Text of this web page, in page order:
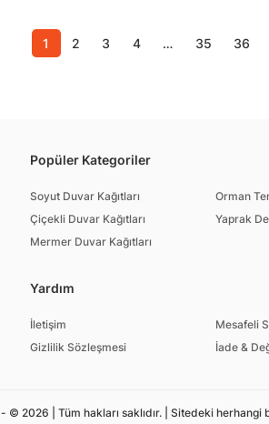
1 2 3 4 … 35 36
Popüler Kategoriler
Soyut Duvar Kağıtları
Çiçekli Duvar Kağıtları
Mermer Duvar Kağıtları
Orman
Yaprak
Yardım
İletişim
Gizlilik Sözleşmesi
Mesafeli
İade &
© 2026 | Tüm hakları saklıdır. | Sitedeki herhangi